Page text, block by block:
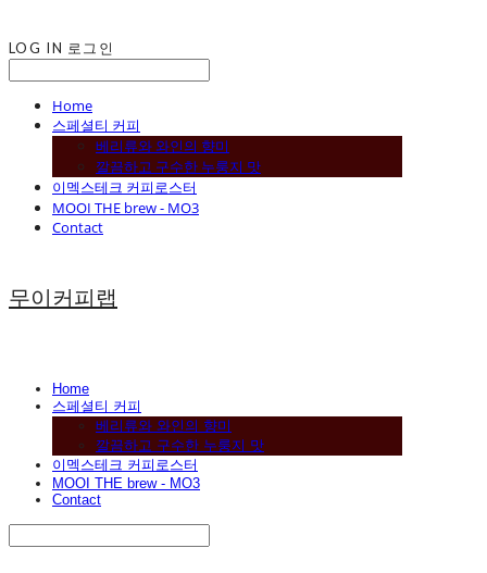
LOG IN 로그인
Home
스페셜티 커피
베리류와 와인의 향미
깔끔하고 구수한 누룽지 맛
이멕스테크 커피로스터
MOOI THE brew - MO3
Contact
무이커피랩
Home
스페셜티 커피
베리류와 와인의 향미
깔끔하고 구수한 누룽지 맛
이멕스테크 커피로스터
MOOI THE brew - MO3
Contact